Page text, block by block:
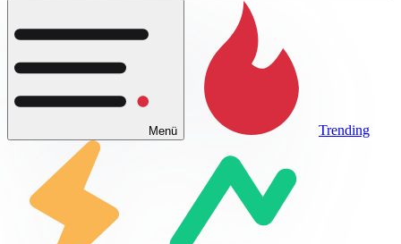
Menü Trending